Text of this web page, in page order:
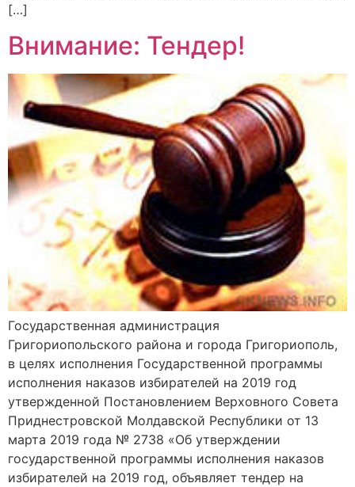
[…]
Внимание: Тендер!
Государственная администрация
Григориопольского района и города Григориополь,
в целях исполнения Государственной программы
исполнения наказов избирателей на 2019 год
утвержденной Постановлением Верховного Совета
Приднестровской Молдавской Республики от 13
марта 2019 года № 2738 «Об утверждении
государственной программы исполнения наказов
избирателей на 2019 год, объявляет тендер на